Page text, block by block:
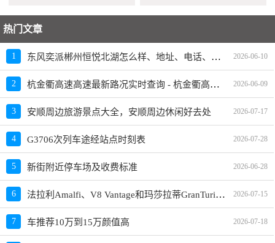
热门文章
1 东风奕派郴州恒悦北湖怎么样、地址、电话、上班时间查询 2026-06-10
2 杭金衢高速高速最新路况实时查询 - 杭金衢高速高速最新消息 2026-06-09
3 安顺周边旅游景点大全，安顺周边休闲好去处 2026-07-17
4 G3706次列车途经站点时刻表 2026-07-28
5 新街附近停车场及收费标准 2026-06-28
6 法拉利Amalfi、V8 Vantage和玛莎拉蒂GranTurismo哪个更值得买？性价比、配置对比 2026-07-15
7 车推荐10万到15万颜值高 2026-07-18